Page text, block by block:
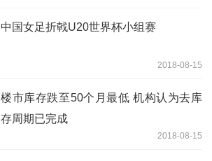
中国女足折戟U20世界杯小组赛
2018-08-15
楼市库存跌至50个月最低 机构认为去库
存周期已完成
2018-08-15